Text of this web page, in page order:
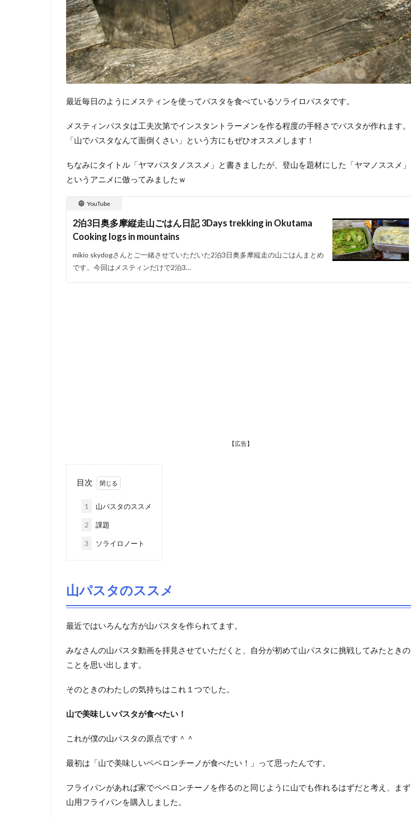
最近毎日のようにメスティンを使ってパスタを食べているソライロパスタです。
メスティンパスタは工夫次第でインスタントラーメンを作る程度の手軽さでパスタが作れます。
「山でパスタなんて面倒くさい」という方にもぜひオススメします！
ちなみにタイトル「ヤマパスタノススメ」と書きましたが、登山を題材にした「ヤマノススメ」
というアニメに倣ってみましたｗ
YouTube
2泊3日奥多摩縦走山ごはん日記 3Days trekking in Okutama
Cooking logs in mountains
mikio skydogさんとご一緒させていただいた2泊3日奥多摩縦走の山ごはんまとめ
です。今回はメスティンだけで2泊3…
【広告】
目次
1 山パスタのススメ
2 課題
3 ソライロノート
山パスタのススメ
最近ではいろんな方が山パスタを作られてます。
みなさんの山パスタ動画を拝見させていただくと、自分が初めて山パスタに挑戦してみたときの
ことを思い出します。
そのときのわたしの気持ちはこれ１つでした。
山で美味しいパスタが食べたい！
これが僕の山パスタの原点です＾＾
最初は「山で美味しいペペロンチーノが食べたい！」って思ったんです。
フライパンがあれば家でペペロンチーノを作るのと同じように山でも作れるはずだと考え、まず
山用フライパンを購入しました。